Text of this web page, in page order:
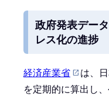
政府発表デー
レス化の進捗
経済産業省
は、
を定期的に算出し